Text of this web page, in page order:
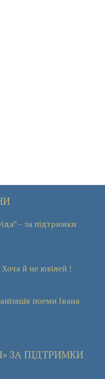
– за підтримки
й не ювілей !
поеми Івана
ЗА ПІДТРИМКИ